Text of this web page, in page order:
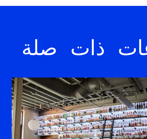
ذات صلة